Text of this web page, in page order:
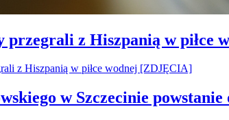
przegrali z Hiszpanią w piłce
w Szczecinie